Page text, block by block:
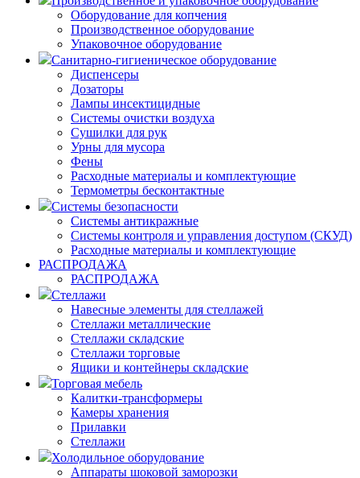
Оборудование для копчения
Производственное оборудование
Упаковочное оборудование
Санитарно-гигиеническое оборудование
Диспенсеры
Дозаторы
Лампы инсектицидные
Системы очистки воздуха
Сушилки для рук
Урны для мусора
Фены
Расходные материалы и комплектующие
Термометры бесконтактные
Системы безопасности
Системы антикражные
Системы контроля и управления доступом (СКУД)
Расходные материалы и комплектующие
РАСПРОДАЖА
РАСПРОДАЖА
Стеллажи
Навесные элементы для стеллажей
Стеллажи металлические
Стеллажи складские
Стеллажи торговые
Ящики и контейнеры складские
Торговая мебель
Калитки-трансформеры
Камеры хранения
Прилавки
Стеллажи
Холодильное оборудование
Аппараты шоковой заморозки